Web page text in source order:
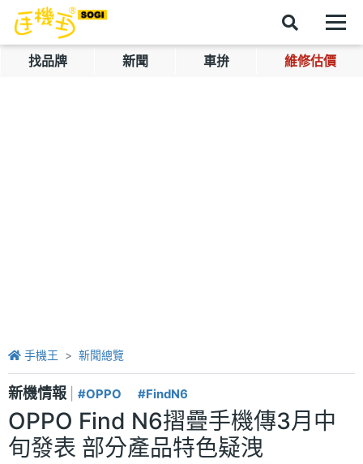
找品牌 新聞 車拚 維修估價
手機王 新聞總覽
新機情報 #OPPO #FindN6
OPPO Find N6摺疊手機傳3月中
旬發表 部分產品特色疑洩